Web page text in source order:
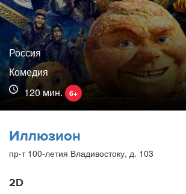
Россия
Комедия
120 мин.
6+
Иллюзион
пр-т 100-летия Владивостоку, д. 103
2D